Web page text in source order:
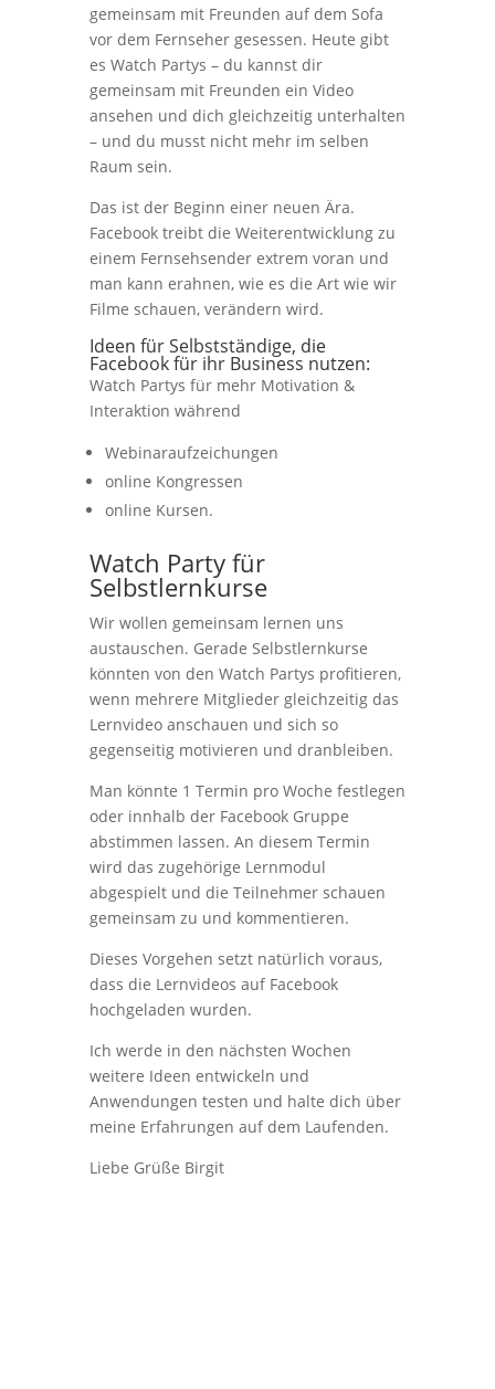
gemeinsam mit Freunden auf dem Sofa
vor dem Fernseher gesessen. Heute gibt
es Watch Partys – du kannst dir
gemeinsam mit Freunden ein Video
ansehen und dich gleichzeitig unterhalten
– und du musst nicht mehr im selben
Raum sein.
Das ist der Beginn einer neuen Ära.
Facebook treibt die Weiterentwicklung zu
einem Fernsehsender extrem voran und
man kann erahnen, wie es die Art wie wir
Filme schauen, verändern wird.
Ideen für Selbstständige, die
Facebook für ihr Business nutzen:
Watch Partys für mehr Motivation &
Interaktion während
Webinaraufzeichungen
online Kongressen
online Kursen.
Watch Party für
Selbstlernkurse
Wir wollen gemeinsam lernen uns
austauschen. Gerade Selbstlernkurse
könnten von den Watch Partys profitieren,
wenn mehrere Mitglieder gleichzeitig das
Lernvideo anschauen und sich so
gegenseitig motivieren und dranbleiben.
Man könnte 1 Termin pro Woche festlegen
oder innhalb der Facebook Gruppe
abstimmen lassen. An diesem Termin
wird das zugehörige Lernmodul
abgespielt und die Teilnehmer schauen
gemeinsam zu und kommentieren.
Dieses Vorgehen setzt natürlich voraus,
dass die Lernvideos auf Facebook
hochgeladen wurden.
Ich werde in den nächsten Wochen
weitere Ideen entwickeln und
Anwendungen testen und halte dich über
meine Erfahrungen auf dem Laufenden.
Liebe Grüße Birgit